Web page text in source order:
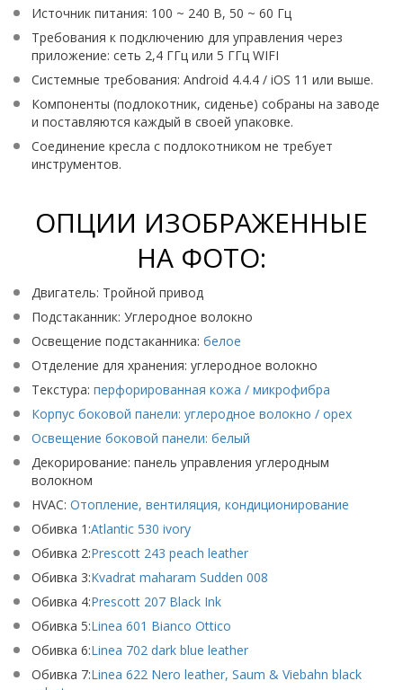
Источник питания: 100 ~ 240 В, 50 ~ 60 Гц
Требования к подключению для управления через
приложение: сеть 2,4 ГГц или 5 ГГц WIFI
Системные требования: Android 4.4.4 / iOS 11 или выше.
Компоненты (подлокотник, сиденье) собраны на заводе
и поставляются каждый в своей упаковке.
Соединение кресла с подлокотником не требует
инструментов.
ОПЦИИ ИЗОБРАЖЕННЫЕ
НА ФОТО:
Двигатель: Тройной привод
Подстаканник: Углеродное волокно
Освещение подстаканника: белое
Отделение для хранения: углеродное волокно
Текстура: перфорированная кожа / микрофибра
Корпус боковой панели: углеродное волокно / орех
Освещение боковой панели: белый
Декорирование: панель управления углеродным
волокном
HVAC: Отопление, вентиляция, кондиционирование
Обивка 1:Atlantic 530 ivory
Обивка 2:Prescott 243 peach leather
Обивка 3:Kvadrat maharam Sudden 008
Обивка 4:Prescott 207 Black Ink
Обивка 5:Linea 601 Bianco Ottico
Обивка 6:Linea 702 dark blue leather
Обивка 7:Linea 622 Nero leather, Saum & Viebahn black